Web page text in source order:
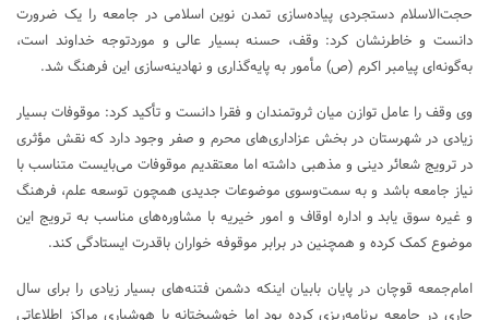
حجت‌الاسلام دستجردی پیاده‌سازی تمدن نوین اسلامی در جامعه را یک ضرورت
دانست و خاطرنشان کرد: وقف، حسنه بسیار عالی و موردتوجه خداوند است،
به‌گونه‌ای پیامبر اکرم (ص) مأمور به پایه‌گذاری و نهادینه‌سازی این فرهنگ شد.
وی وقف را عامل توازن میان ثروتمندان و فقرا دانست و تأکید کرد: موقوفات بسیار
زیادی در شهرستان در بخش عزاداری‌های محرم و صفر وجود دارد که نقش مؤثری
در ترویج شعائر دینی و مذهبی داشته اما معتقدیم موقوفات می‌بایست متناسب با
نیاز جامعه باشد و به سمت‌وسوی موضوعات جدیدی همچون توسعه علم، فرهنگ
و غیره سوق یابد و اداره اوقاف و امور خیریه با مشاوره‌های مناسب به ترویج این
موضوع کمک کرده و همچنین در برابر موقوفه خواران باقدرت ایستادگی کند.
امام‌جمعه قوچان در پایان بابیان اینکه دشمن فتنه‌های بسیار زیادی را برای سال